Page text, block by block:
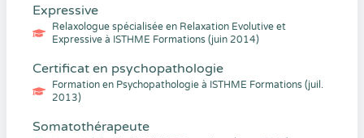
Expressive
Relaxologue spécialisée en Relaxation Evolutive et
Expressive à ISTHME Formations (juin 2014)
Certificat en psychopathologie
Formation en Psychopathologie à ISTHME Formations (juil.
2013)
Somatothérapeute